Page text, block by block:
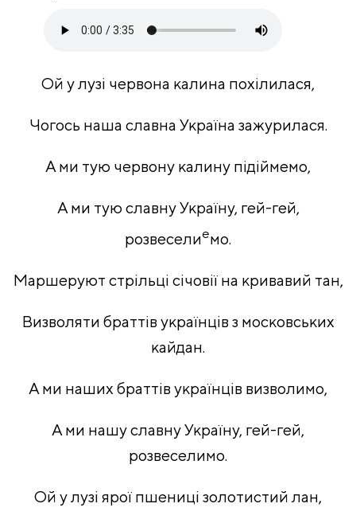
Ой у лузі червона калина похілилася,
Чогось наша славна Україна зажурилася.
А ми тую червону калину підіймемо,
А ми тую славну Україну, гей-гей,
розвеселиемо.
Маршеруют стрільці січовії на кривавий тан,
Визволяти браттів українців з московських
кайдан.
А ми наших браттів українців визволимо,
А ми нашу славну Україну, гей-гей,
розвеселимо.
Ой у лузі ярої пшениці золотистий лан,